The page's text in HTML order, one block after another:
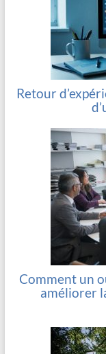
Retour
Comment un
améliorer